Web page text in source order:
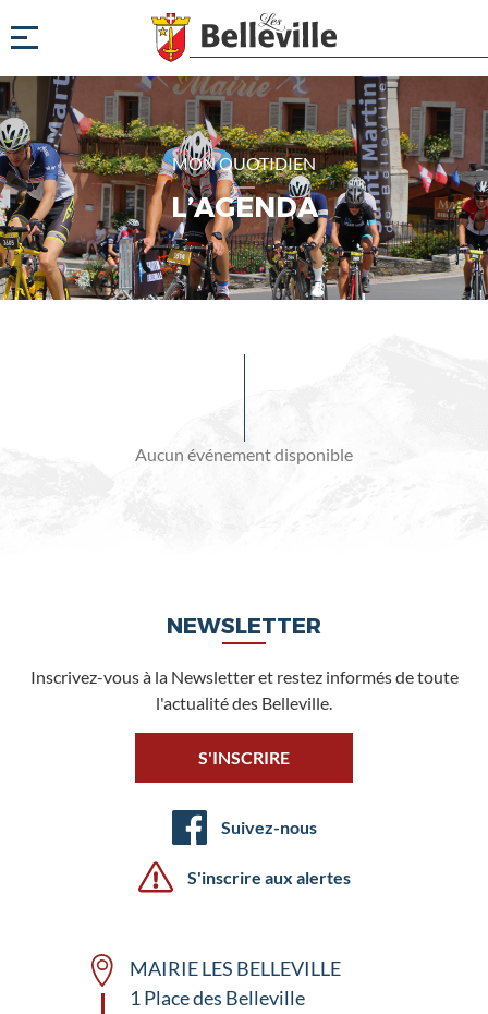
MON QUOTIDIEN
L’AGENDA
Aucun événement disponible
NEWSLETTER
Inscrivez-vous à la Newsletter et restez informés de toute
l'actualité des Belleville.
S'INSCRIRE
Suivez-nous
S'inscrire aux alertes
MAIRIE LES BELLEVILLE
1 Place des Belleville